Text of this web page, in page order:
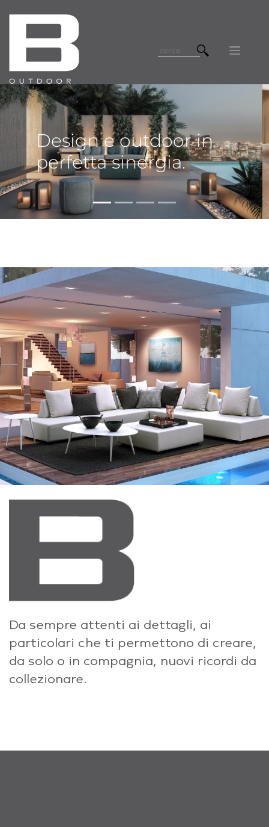
Design e outdoor in
perfetta sinergia.
Da sempre attenti ai dettagli, ai
particolari che ti permettono di creare,
da solo o in compagnia, nuovi ricordi da
collezionare.